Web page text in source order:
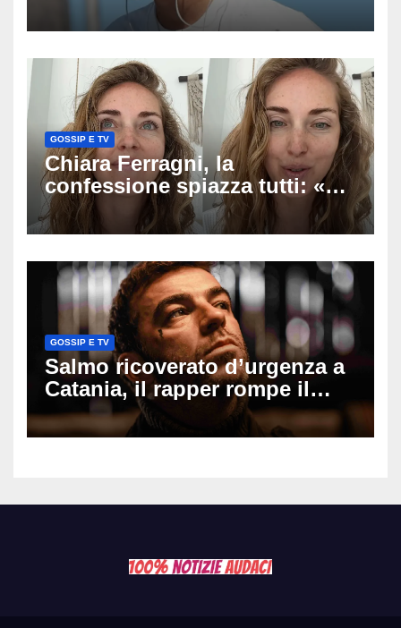
racconto sul difficile percorso
GOSSIP E TV
Chiara Ferragni, la
confessione spiazza tutti: «Un
mio ex voleva che mi rifacessi
il seno». Poi svela i ritocchi di
GOSSIP E TV
Salmo ricoverato d’urgenza a
Catania, il rapper rompe il
silenzio dopo la notte in
ospedale: come sta e cosa